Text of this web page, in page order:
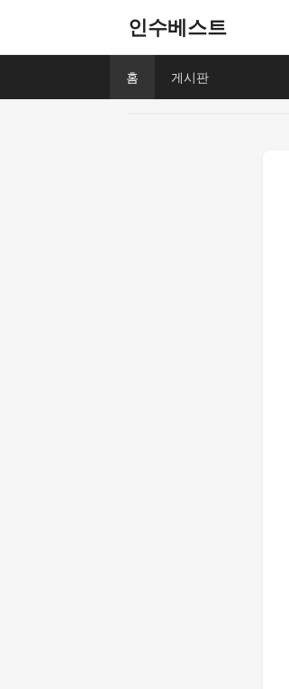
인수베스트
홈 게시판